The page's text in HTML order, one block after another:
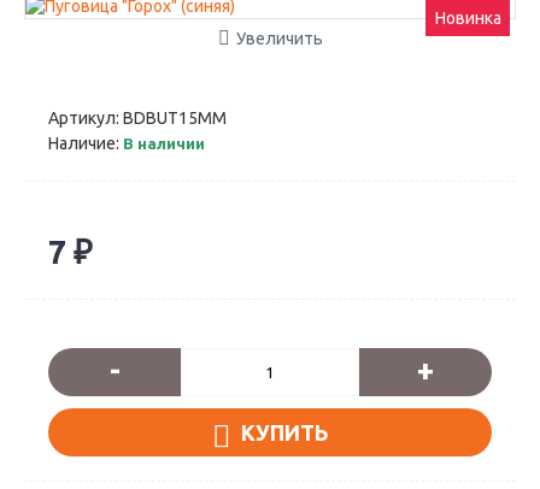
Новинка
Увеличить
Артикул: BDBUT15MM
Наличие: В наличии
7 ₽
- +
КУПИТЬ